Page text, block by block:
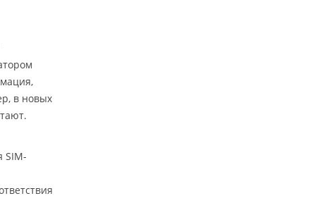
в новых
SIM-